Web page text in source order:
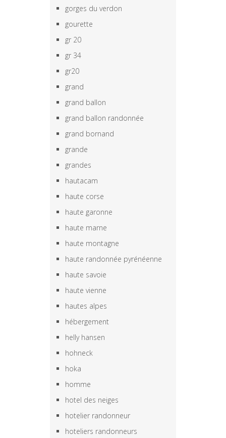
gorges du verdon
gourette
gr 20
gr 34
gr20
grand
grand ballon
grand ballon randonnée
grand bornand
grande
grandes
hautacam
haute corse
haute garonne
haute marne
haute montagne
haute randonnée pyrénéenne
haute savoie
haute vienne
hautes alpes
hébergement
helly hansen
hohneck
hoka
homme
hotel des neiges
hotelier randonneur
hoteliers randonneurs